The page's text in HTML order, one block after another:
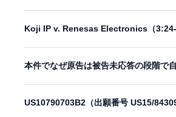
Koji IP v. Renesas Electronics（3:24-
本件でなぜ原告は被告未応答の段階で
US10790703B2（出願番号 US15/